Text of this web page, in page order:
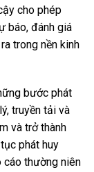
cho phép
báo, đánh giá
trong nền kinh
bước phát
truyền tải và
và trở thành
phát huy
cáo thường niên